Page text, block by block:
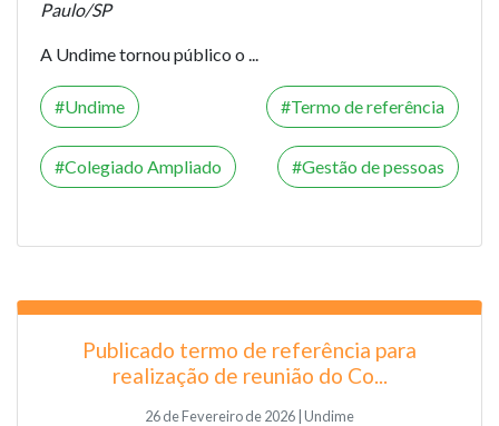
Paulo/SP
A Undime tornou público o ...
Undime Termo de referência
Colegiado Ampliado Gestão de pessoas
Publicado termo de referência para
realização de reunião do Co...
26 de Fevereiro de 2026 | Undime